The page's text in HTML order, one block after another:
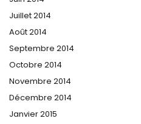
Juillet 2014
Août 2014
Septembre 2014
Octobre 2014
Novembre 2014
Décembre 2014
Janvier 2015